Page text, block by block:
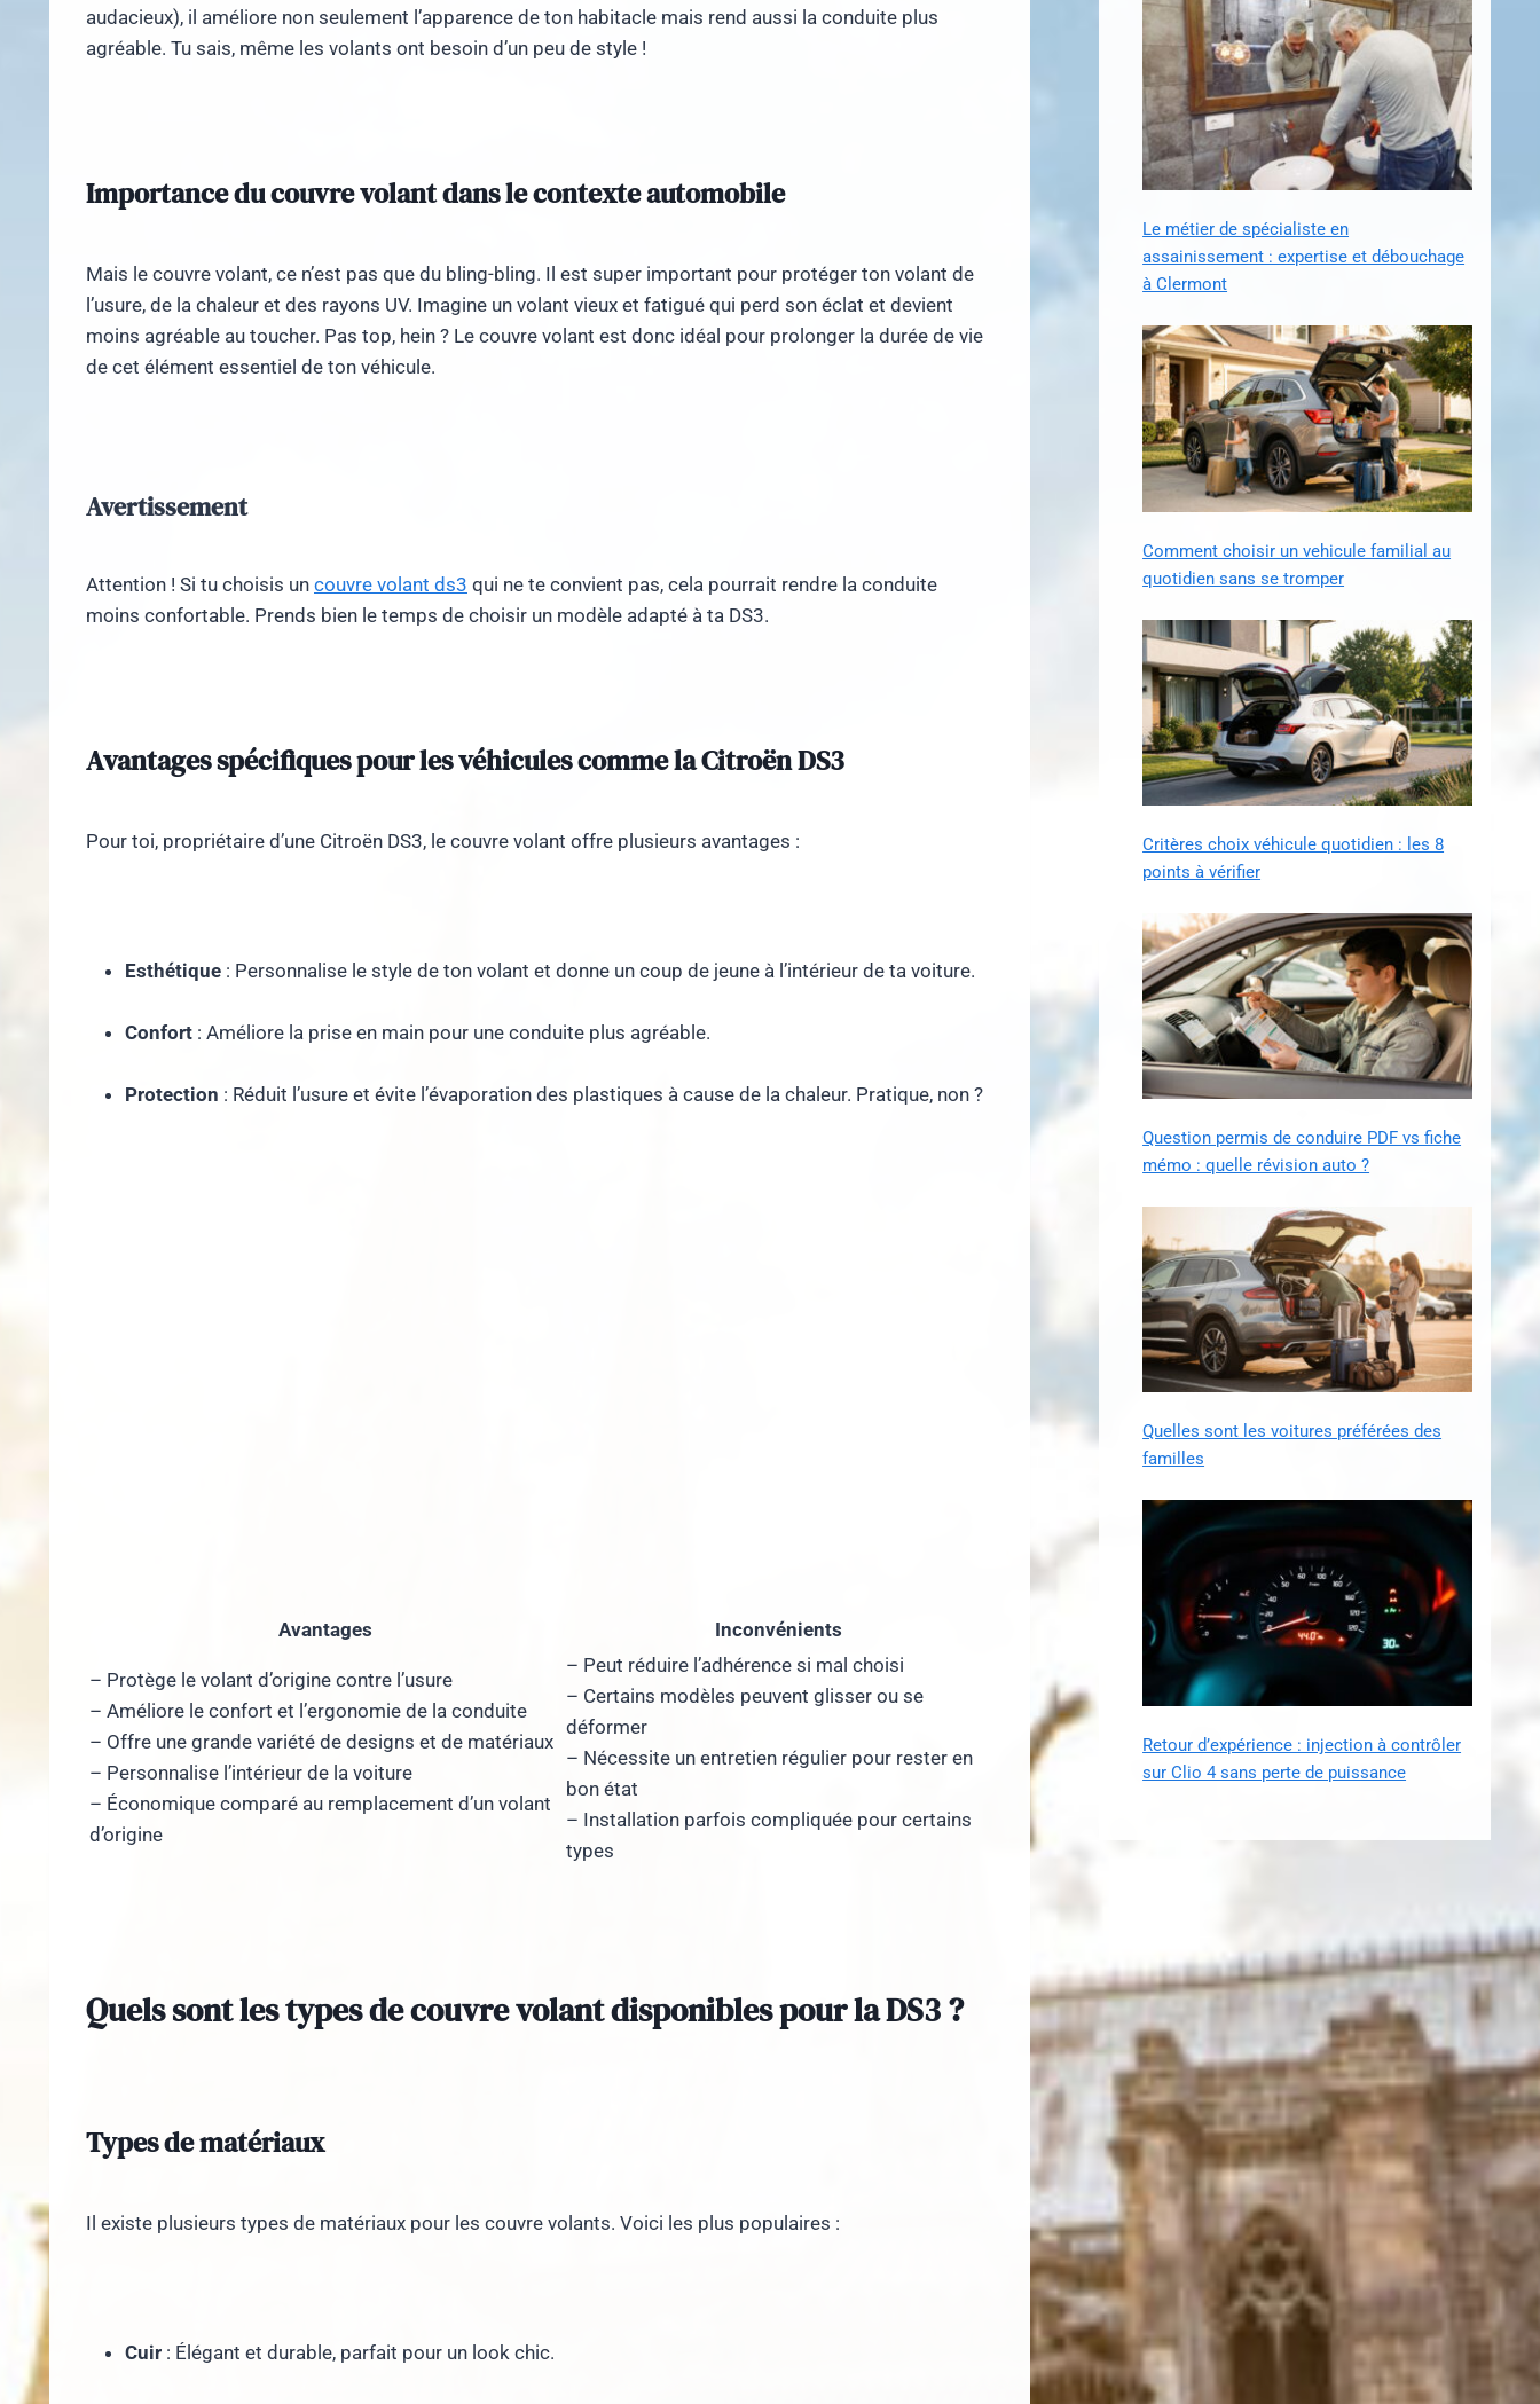
audacieux), il améliore non seulement l’apparence de ton habitacle mais rend aussi la conduite plus
agréable. Tu sais, même les volants ont besoin d’un peu de style !
Importance du couvre volant dans le contexte automobile
Mais le couvre volant, ce n’est pas que du bling-bling. Il est super important pour protéger ton volant de
l’usure, de la chaleur et des rayons UV. Imagine un volant vieux et fatigué qui perd son éclat et devient
moins agréable au toucher. Pas top, hein ? Le couvre volant est donc idéal pour prolonger la durée de vie
de cet élément essentiel de ton véhicule.
Avertissement
Attention ! Si tu choisis un couvre volant ds3 qui ne te convient pas, cela pourrait rendre la conduite
moins confortable. Prends bien le temps de choisir un modèle adapté à ta DS3.
Avantages spécifiques pour les véhicules comme la Citroën DS3
Pour toi, propriétaire d’une Citroën DS3, le couvre volant offre plusieurs avantages :
Esthétique : Personnalise le style de ton volant et donne un coup de jeune à l’intérieur de ta voiture.
Confort : Améliore la prise en main pour une conduite plus agréable.
Protection : Réduit l’usure et évite l’évaporation des plastiques à cause de la chaleur. Pratique, non ?
Avantages Inconvénients
– Protège le volant d’origine contre l’usure
– Améliore le confort et l’ergonomie de la conduite
– Offre une grande variété de designs et de matériaux
– Personnalise l’intérieur de la voiture
– Économique comparé au remplacement d’un volant
d’origine
– Peut réduire l’adhérence si mal choisi
– Certains modèles peuvent glisser ou se
déformer
– Nécessite un entretien régulier pour rester en
bon état
– Installation parfois compliquée pour certains
types
Quels sont les types de couvre volant disponibles pour la DS3 ?
Types de matériaux
Il existe plusieurs types de matériaux pour les couvre volants. Voici les plus populaires :
Cuir : Élégant et durable, parfait pour un look chic.
Le métier de spécialiste en
assainissement : expertise et débouchage
à Clermont
Comment choisir un vehicule familial au
quotidien sans se tromper
Critères choix véhicule quotidien : les 8
points à vérifier
Question permis de conduire PDF vs fiche
mémo : quelle révision auto ?
Quelles sont les voitures préférées des
familles
Retour d’expérience : injection à contrôler
sur Clio 4 sans perte de puissance